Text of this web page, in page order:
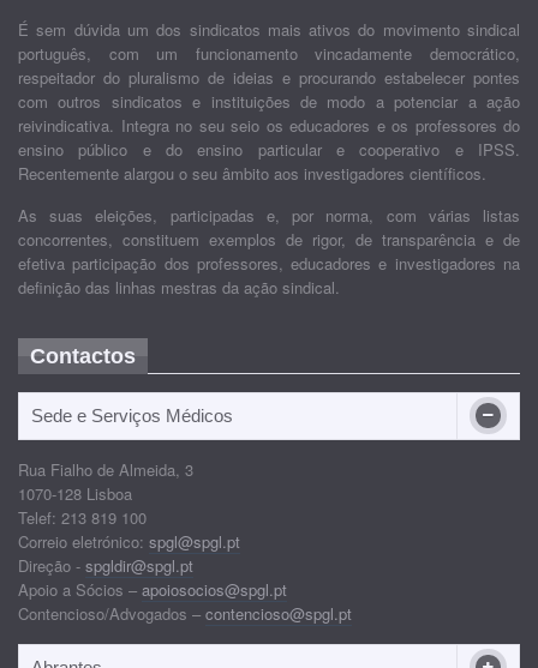
É sem dúvida um dos sindicatos mais ativos do movimento sindical
português, com um funcionamento vincadamente democrático,
respeitador do pluralismo de ideias e procurando estabelecer pontes
com outros sindicatos e instituições de modo a potenciar a ação
reivindicativa. Integra no seu seio os educadores e os professores do
ensino público e do ensino particular e cooperativo e IPSS.
Recentemente alargou o seu âmbito aos investigadores científicos.
As suas eleições, participadas e, por norma, com várias listas
concorrentes, constituem exemplos de rigor, de transparência e de
efetiva participação dos professores, educadores e investigadores na
definição das linhas mestras da ação sindical.
Contactos
Sede e Serviços Médicos
Rua Fialho de Almeida, 3
1070-128 Lisboa
Telef: 213 819 100
Correio eletrónico: spgl@spgl.pt
Direção - spgldir@spgl.pt
Apoio a Sócios – apoiosocios@spgl.pt
Contencioso/Advogados – contencioso@spgl.pt